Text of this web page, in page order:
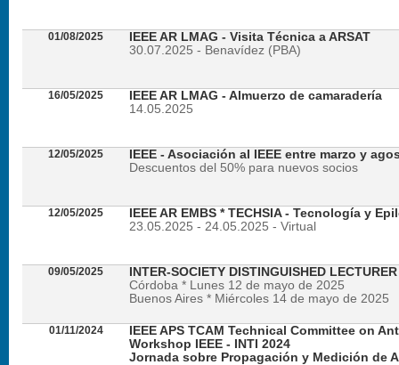
01/08/2025
IEEE AR LMAG - Visita Técnica a ARSAT
30.07.2025 - Benavídez (PBA)
16/05/2025
IEEE AR LMAG - Almuerzo de camaradería
14.05.2025
12/05/2025
IEEE - Asociación al IEEE entre marzo y
Descuentos del 50% para nuevos socios
12/05/2025
IEEE AR EMBS * TECHSIA - Tecnología y
23.05.2025 - 24.05.2025 - Virtual
09/05/2025
INTER-SOCIETY DISTINGUISHED
Córdoba * Lunes 12 de mayo de 2025
Buenos Aires * Miércoles 14 de mayo de 2025
01/11/2024
IEEE APS TCAM Technical Committee on
Workshop IEEE - INTI 2024
Jornada sobre Propagación y Medición de